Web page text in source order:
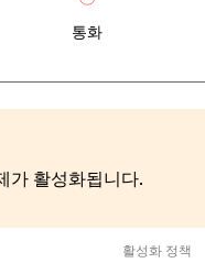
통화
가 활성화됩니다.
활성화 정책